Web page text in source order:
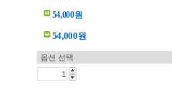
54,000원
54,000원